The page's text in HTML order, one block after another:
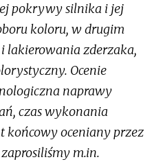
pokrywy silnika i jej
koloru, w drugim
lakierowania zderzaka,
Ocenie
naprawy
czas wykonania
końcowy oceniany przez
m.in.